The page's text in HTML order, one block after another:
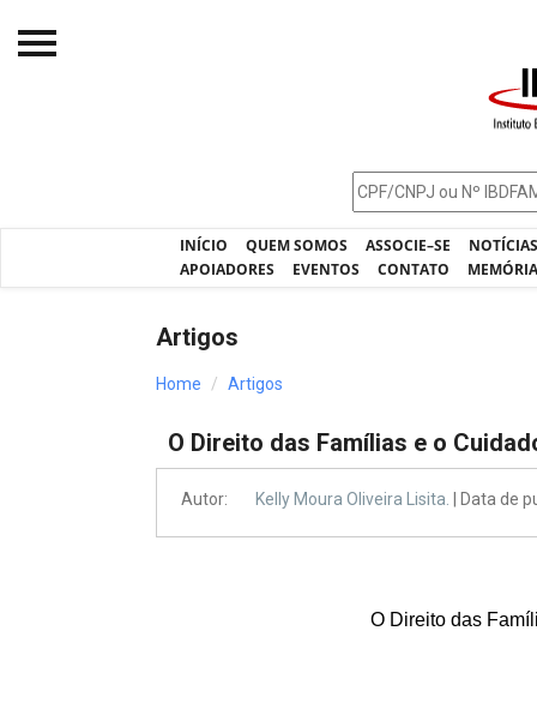
INÍCIO QUEM SOMOS ASSOCIE–SE
APOIADORES
EVENTOS CONTATO
Processos - IBDFAM
Artigos
Home Artigos
O Direito das Famílias e o
Autor: Kelly Moura Oliveira Lisita. | Data de
O Direito das